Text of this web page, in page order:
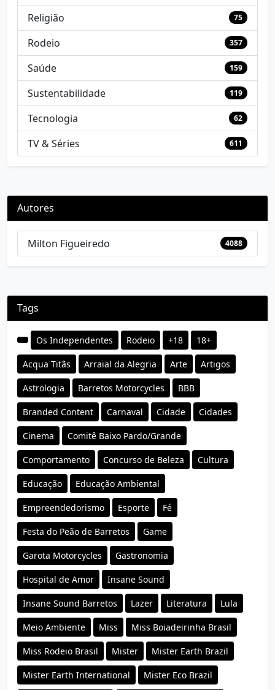
Religião 75
Rodeio 357
Saúde 159
Sustentabilidade 119
Tecnologia 62
TV & Séries 611
Autores
Milton Figueiredo 4088
Tags
Os Independentes Rodeio +18 18+
Acqua Titãs Arraial da Alegria Arte Artigos
Astrologia Barretos Motorcycles BBB
Branded Content Carnaval Cidade Cidades
Cinema Comitê Baixo Pardo/Grande
Comportamento Concurso de Beleza Cultura
Educação Educação Ambiental
Empreendedorismo Esporte Fé
Festa do Peão de Barretos Game
Garota Motorcycles Gastronomia
Hospital de Amor Insane Sound
Insane Sound Barretos Lazer Literatura Lula
Meio Ambiente Miss Miss Boiadeirinha Brasil
Miss Rodeio Brasil Mister Mister Earth Brazil
Mister Earth International Mister Eco Brazil